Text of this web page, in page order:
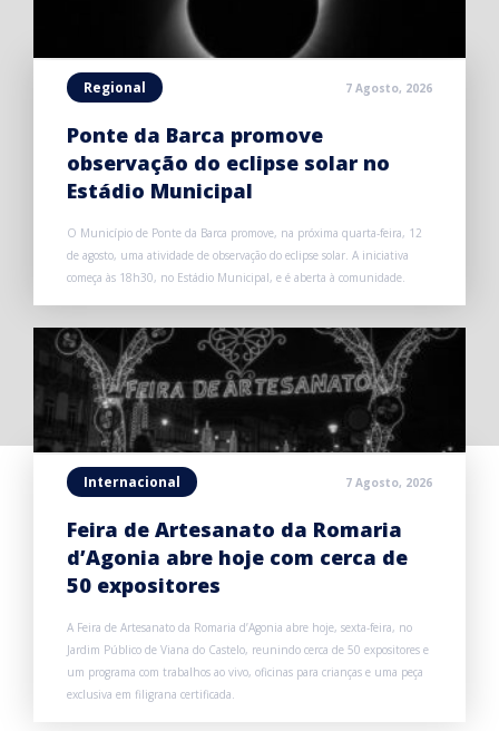
Regional 7 Agosto, 2026
Ponte da Barca promove
observação do eclipse solar no
Estádio Municipal
O Município de Ponte da Barca promove, na próxima quarta-feira, 12
de agosto, uma atividade de observação do eclipse solar. A iniciativa
começa às 18h30, no Estádio Municipal, e é aberta à comunidade.
Internacional 7 Agosto, 2026
Feira de Artesanato da Romaria
d’Agonia abre hoje com cerca de
50 expositores
A Feira de Artesanato da Romaria d’Agonia abre hoje, sexta-feira, no
Jardim Público de Viana do Castelo, reunindo cerca de 50 expositores e
um programa com trabalhos ao vivo, oficinas para crianças e uma peça
exclusiva em filigrana certificada.